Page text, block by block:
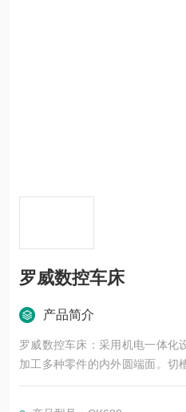
罗威数控车床
产品简介
罗威数控车床：采用机电一体化
加工多种零件的内外圆端面。切
制圆柱、圆锥、螺纹等，配有*